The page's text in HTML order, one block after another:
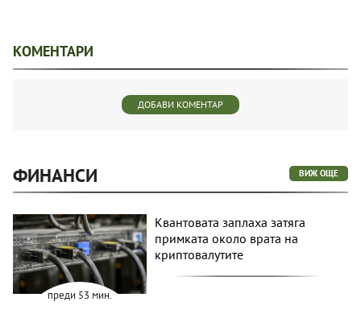
КОМЕНТАРИ
ДОБАВИ КОМЕНТАР
ФИНАНСИ ВИЖ ОЩЕ
преди 53 мин.
Квантовата заплаха затяга
примката около врата на
криптовалутите